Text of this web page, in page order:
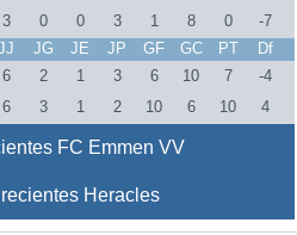
3 0 0 3 1 8 0
-7
JG JE JP GF GC PT
Df
6 2 1 3 6 10 7
-4
6 3 1 2 10 6 10 4
FC Emmen VV
Heracles